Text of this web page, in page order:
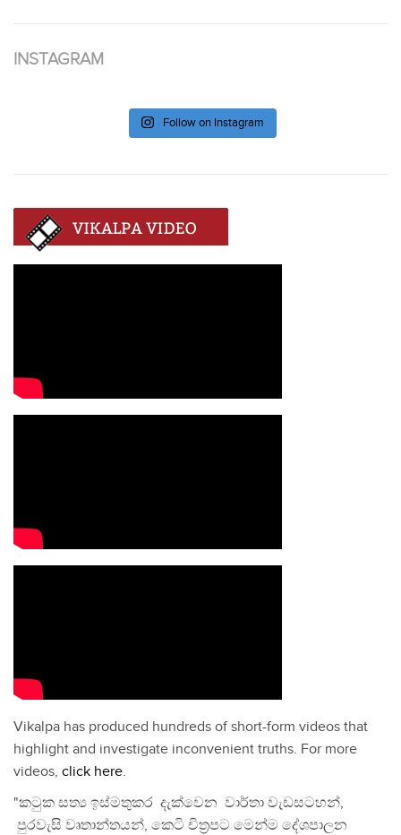
INSTAGRAM
Follow on Instagram
Vikalpa has produced hundreds of short-form videos that
highlight and investigate inconvenient truths. For more
videos, click here.
"කටුක සත්‍ය ඉස්මතුකර දැක්වෙන වාර්තා වැඩසටහන්,
පුරවැසි වෘතාන්තයන්, කෙටි චිත්‍රපට මෙන්ම දේශපාලන